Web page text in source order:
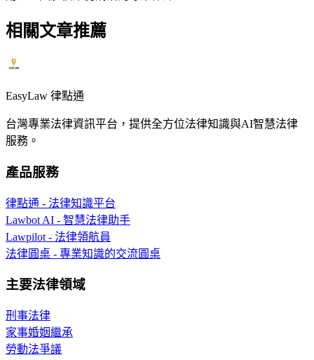
相關文章推薦
EasyLaw 律點通
台灣專業法律資訊平台，提供全方位法律知識與AI智慧法律
服務。
產品服務
律點通 - 法律知識平台
Lawbot AI - 智慧法律助手
Lawpilot - 法律領航員
法律圓桌 - 專業知識的交流圓桌
主要法律領域
刑事法律
家事婚姻繼承
勞動法爭議